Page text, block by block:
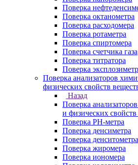
Поверка
Поверка октанометра
Поверка расходомера
Поверка ротаметра
Поверка спиртомера
Поверка счетчика газа
Поверка титратора
Поверка
Поверка анализаторов
физических свойств
Назад
Поверка
и физических
Поверка PH-метра
Поверка денсиметра
Поверка денситометра
Поверка жиромера
Поверка иономера